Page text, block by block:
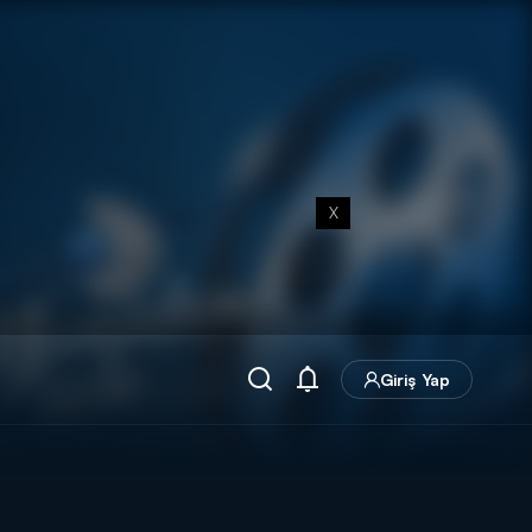
X
Giriş Yap